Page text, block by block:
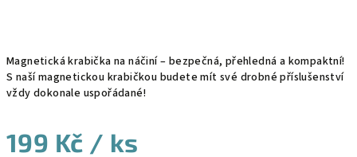
Magnetická krabička na náčiní – bezpečná, přehledná a kompaktní!
S naší magnetickou krabičkou budete mít své drobné příslušenství
vždy dokonale uspořádané!
199 Kč / ks